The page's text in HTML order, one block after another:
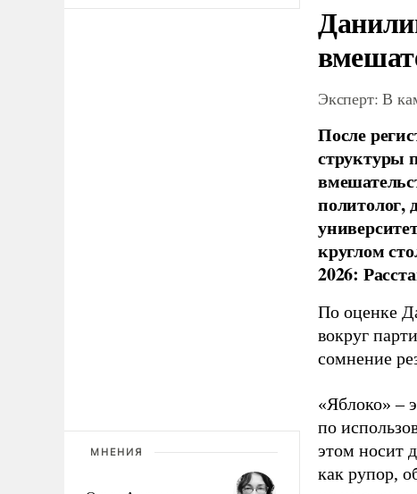
МНЕНИЯ
Эксперт: В
После
структуры
политолог,
круглом
2026:
По оценке
вокруг
сомнение
«Яблоко» –
по
этом носит
как рупор,